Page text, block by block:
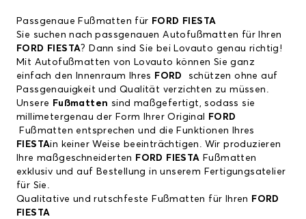
Passgenaue Fußmatten für FORD FIESTA
Sie suchen nach passgenauen Autofußmatten für Ihren
FORD FIESTA? Dann sind Sie bei Lovauto genau richtig!
Mit Autofußmatten von Lovauto können Sie ganz
einfach den Innenraum Ihres FORD
schützen ohne auf
Passgenauigkeit und Qualität verzichten zu müssen.
Unsere Fußmatten sind maßgefertigt, sodass sie
millimetergenau der Form Ihrer Original
FORD
Fußmatten entsprechen und die Funktionen Ihres
FIESTAin keiner Weise beeinträchtigen. Wir produzieren
Ihre maßgeschneiderten FORD FIESTA Fußmatten
exklusiv und auf Bestellung in unserem Fertigungsatelier
für Sie.
Qualitative und rutschfeste Fußmatten für Ihren FORD
FIESTA